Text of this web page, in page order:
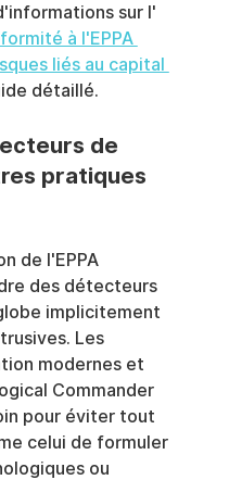
sur l'
à l'EPPA
liés au capital
détaillé.
de
pratiques
de l'EPPA
des détecteurs
implicitement
Les
modernes et
Commander
pour éviter tout
celui de formuler
ou